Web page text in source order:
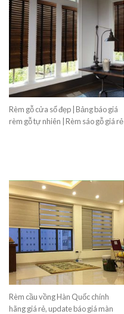
Rèm gỗ cửa sổ đẹp | Bảng báo giá
rèm gỗ tự nhiên | Rèm sáo gỗ giá rẻ
Rèm cầu vồng Hàn Quốc chính
hãng giá rẻ, update báo giá màn